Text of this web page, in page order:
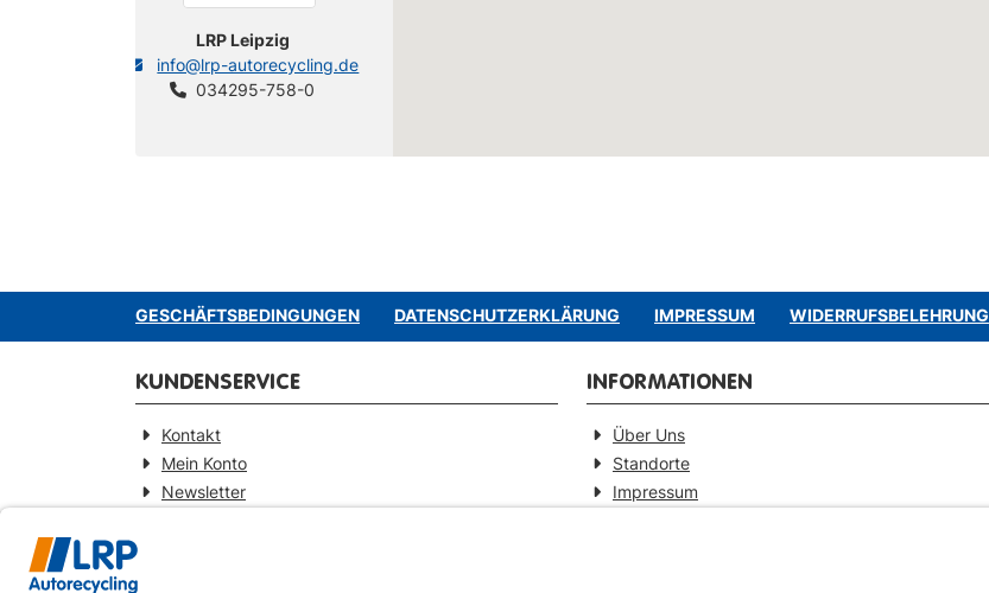
LRP Leipzig
info@lrp-autorecycling.de
034295-758-0
GESCHÄFTSBEDINGUNGEN DATENSCHUTZERKLÄRUNG IMPRESSUM WIDERRUFSBELEHRUNG
KUNDENSERVICE
Kontakt
Mein Konto
Newsletter
INFORMATIONEN
Über Uns
Standorte
Impressum